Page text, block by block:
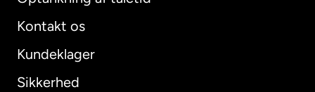
Kontakt os
Kundeklager
Sikkerhed